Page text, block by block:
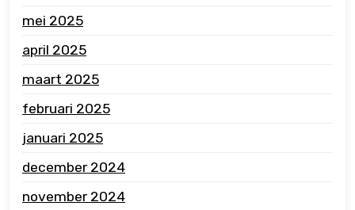
mei 2025
april 2025
maart 2025
februari 2025
januari 2025
december 2024
november 2024